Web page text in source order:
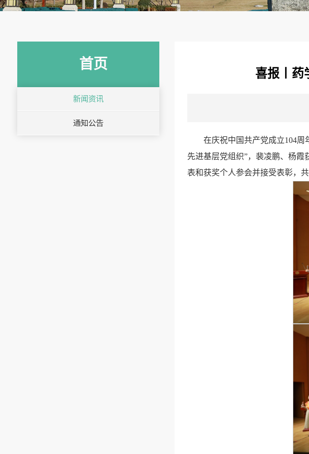
首页
新闻资讯
通知公告
喜报丨药
在庆祝中国共产党成立104周
先进基层党组织”，裴凌鹏、杨霞
表和获奖个人参会并接受表彰，